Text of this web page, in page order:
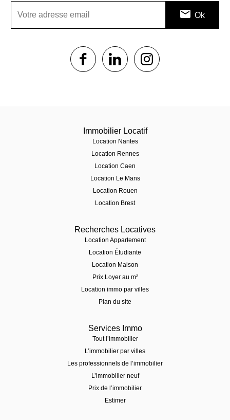
1$s 1$s
Immobilier Locatif
Location Nantes
Location Rennes
Location Caen
Location Le Mans
Location Rouen
Location Brest
Recherches Locatives
Location Appartement
Location Étudiante
Location Maison
Prix Loyer au m²
Location immo par villes
Plan du site
Services Immo
Tout l’immobilier
L’immobilier par villes
Les professionnels de l’immobilier
L’immobilier neuf
Prix de l’immobilier
Estimer